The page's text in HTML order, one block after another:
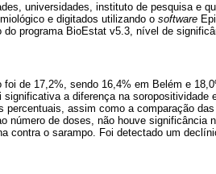
universidades, instituto de pesquisa e
e digitados utilizando o software
programa BioEstat v5.3, nível de
de 17,2%, sendo 16,4% em Belém e
a diferença na soropositividade
assim como a comparação
número de doses, não houve significância
contra o sarampo. Foi detectado um